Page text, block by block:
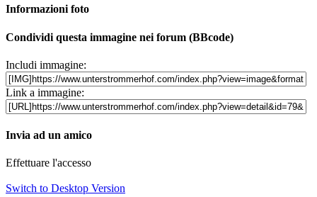
Informazioni foto
Condividi questa immagine nei forum (BBcode)
Includi immagine:
Link a immagine:
Invia ad un amico
Effettuare l'accesso
Switch to Desktop Version